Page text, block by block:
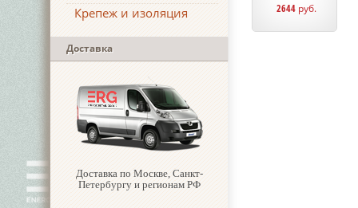
Крепеж и изоляция
Доставка
Доставка по Москве, Санкт-
Петербургу и регионам РФ
2644 руб.